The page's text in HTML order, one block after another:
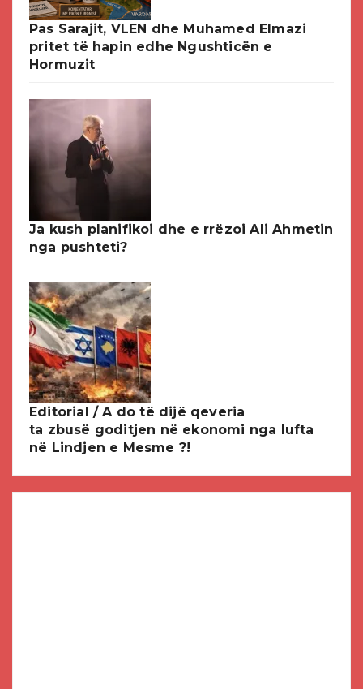
Pas Sarajit, VLEN dhe Muhamed Elmazi
pritet të hapin edhe Ngushticën e
Hormuzit
Ja kush planifikoi dhe e rrëzoi Ali Ahmetin
nga pushteti?
Editorial / A do të dijë qeveria
ta zbusë goditjen në ekonomi nga lufta
në Lindjen e Mesme ?!